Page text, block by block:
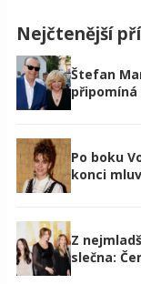
Nejčtenější
Štefan
připomíná
Po boku
konci
Z
slečna: